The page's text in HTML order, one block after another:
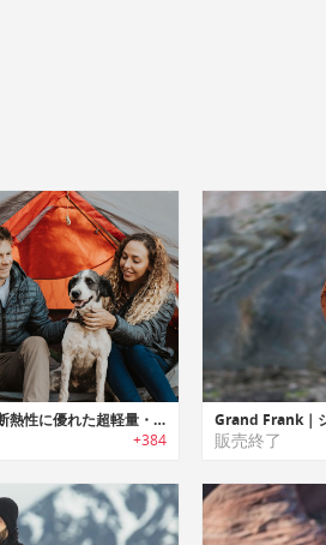
LoftTek｜断熱性に優れた超軽量・ハイパフォーマンスアドベンチャージャケット「ロフテック」
+384 販売終了